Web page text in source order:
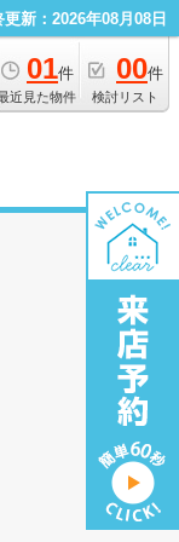
更新：2026年08月08日
01件
近見た物件
00件
検討リスト